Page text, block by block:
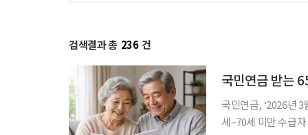
검색결과 총 236 건
국민연금 받는
국민연금, ‘2026년
세~70세 미만 수급자